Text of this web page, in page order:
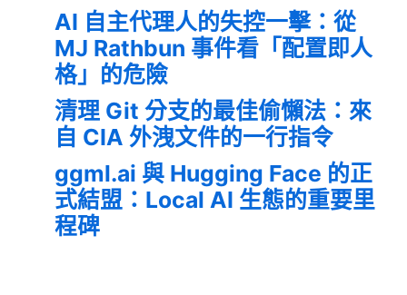
AI 自主代理人的失控一擊：從
MJ Rathbun 事件看「配置即人
格」的危險
清理 Git 分支的最佳偷懶法：來
自 CIA 外洩文件的一行指令
ggml.ai 與 Hugging Face 的正
式結盟：Local AI 生態的重要里
程碑